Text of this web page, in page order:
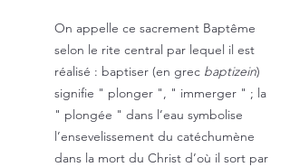
On appelle ce sacrement Baptême
selon le rite central par lequel il est
réalisé : baptiser (en grec baptizein)
signifie " plonger ", " immerger " ; la
" plongée " dans l’eau symbolise
l’ensevelissement du catéchumène
dans la mort du Christ d’où il sort par